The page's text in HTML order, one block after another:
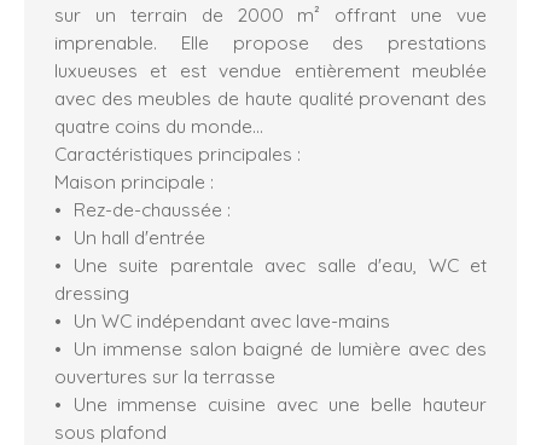
sur un terrain de 2000 m² offrant une vue
imprenable. Elle propose des prestations
luxueuses et est vendue entièrement meublée
avec des meubles de haute qualité provenant des
quatre coins du monde…
Caractéristiques principales :
Maison principale :
Rez-de-chaussée :
Un hall d'entrée
Une suite parentale avec salle d'eau, WC et
dressing
Un WC indépendant avec lave-mains
Un immense salon baigné de lumière avec des
ouvertures sur la terrasse
Une immense cuisine avec une belle hauteur
sous plafond